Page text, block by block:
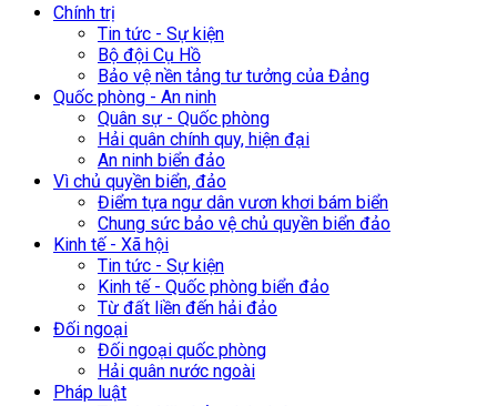
Chính trị
Tin tức - Sự kiện
Bộ đội Cụ Hồ
Bảo vệ nền tảng tư tưởng của Đảng
Quốc phòng - An ninh
Quân sự - Quốc phòng
Hải quân chính quy, hiện đại
An ninh biển đảo
Vì chủ quyền biển, đảo
Điểm tựa ngư dân vươn khơi bám biển
Chung sức bảo vệ chủ quyền biển đảo
Kinh tế - Xã hội
Tin tức - Sự kiện
Kinh tế - Quốc phòng biển đảo
Từ đất liền đến hải đảo
Đối ngoại
Đối ngoại quốc phòng
Hải quân nước ngoài
Pháp luật